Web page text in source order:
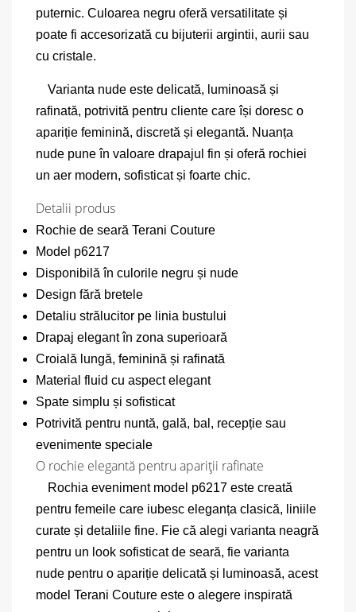
puternic. Culoarea negru oferă versatilitate și
poate fi accesorizată cu bijuterii argintii, aurii sau
cu cristale.
Varianta nude este delicată, luminoasă și
rafinată, potrivită pentru cliente care își doresc o
apariție feminină, discretă și elegantă. Nuanța
nude pune în valoare drapajul fin și oferă rochiei
un aer modern, sofisticat și foarte chic.
Detalii produs
Rochie de seară Terani Couture
Model p6217
Disponibilă în culorile negru și nude
Design fără bretele
Detaliu strălucitor pe linia bustului
Drapaj elegant în zona superioară
Croială lungă, feminină și rafinată
Material fluid cu aspect elegant
Spate simplu și sofisticat
Potrivită pentru nuntă, gală, bal, recepție sau
evenimente speciale
O rochie elegantă pentru apariții rafinate
Rochia eveniment model p6217 este creată
pentru femeile care iubesc eleganța clasică, liniile
curate și detaliile fine. Fie că alegi varianta neagră
pentru un look sofisticat de seară, fie varianta
nude pentru o apariție delicată și luminoasă, acest
model Terani Couture este o alegere inspirată